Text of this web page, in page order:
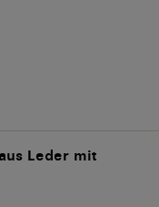
Leder mit